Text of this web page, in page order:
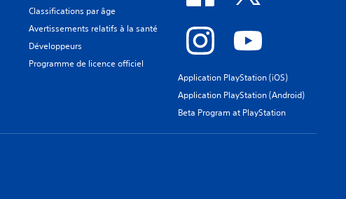
Classifications par âge
Avertissements relatifs à la santé
Développeurs
Programme de licence officiel
Application PlayStation (iOS)
Application PlayStation (Android)
Beta Program at PlayStation